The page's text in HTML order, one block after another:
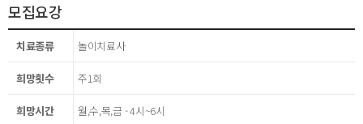
모집요강
치료종류 놀이치료사
희망횟수 주1회
희망시간 월,수,목,금 - 4시~6시